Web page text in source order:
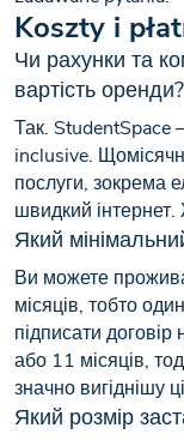
Koszty i
Чи рахунки та
вартість оренди?
Так. StudentSpace
inclusive.
послуги, зокрема
швидкий
Який
Ви можете
місяців, тобто
підписати
або 11 місяців,
значно вигіднішу
Який розмір